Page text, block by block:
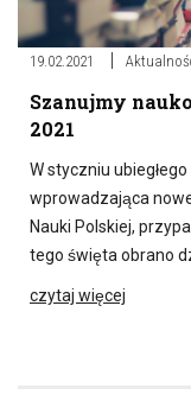
19.02.2021
Szanujmy
2021
W styczniu
wprowadzająca
Nauki Polskiej,
tego święta obrano
czytaj więcej